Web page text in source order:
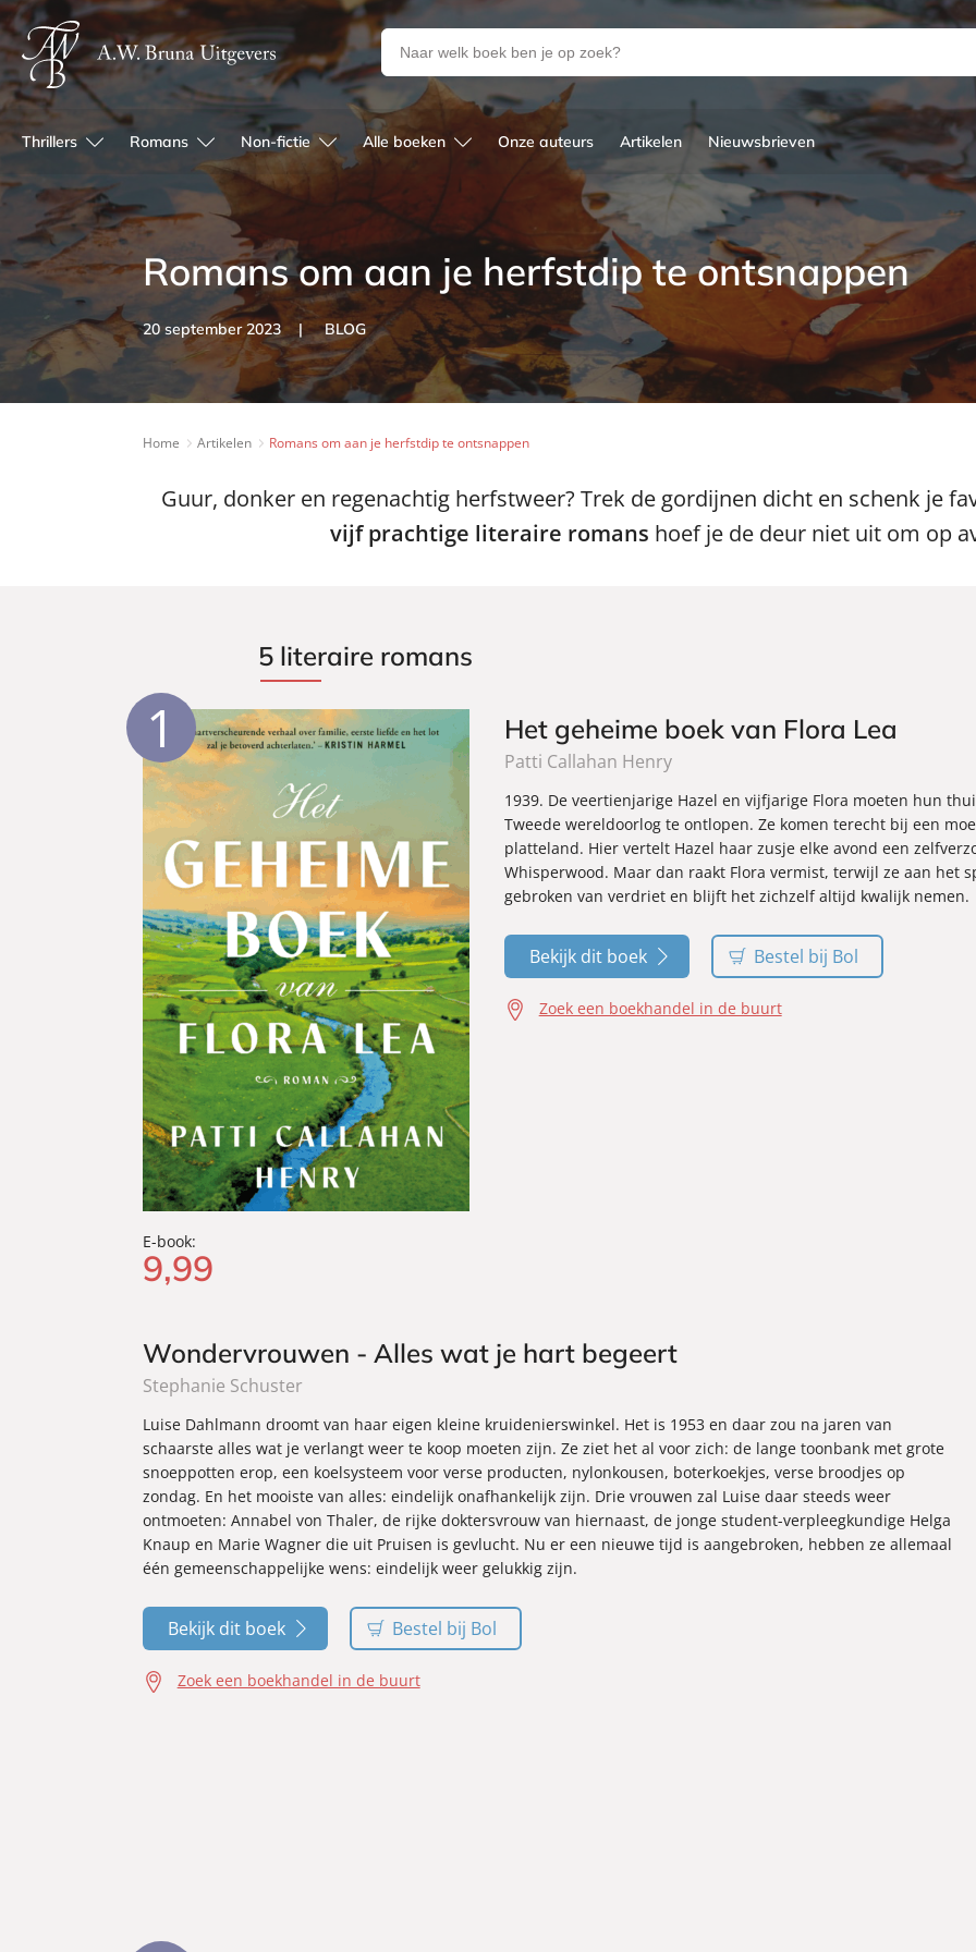
Zoeken
naar
boeken,
auteurs
en
Thrillers Romans Non-fictie Alle boeken Onze auteurs Artikelen Nieuwsbrieven
Romans om aan je herfstdip te ontsnappen
20 september 2023 BLOG
Home Artikelen Romans om aan je herfstdip te ontsnappen
Guur, donker en regenachtig herfstweer? Trek de gordijnen dicht en schenk je
vijf prachtige literaire romans hoef je de deur niet uit om op
5 literaire romans
1
E-book:
9,99
Het geheime boek van Flora Lea
Patti Callahan Henry
1939. De veertienjarige Hazel en vijfjarige Flora moeten hun
Tweede wereldoorlog te ontlopen. Ze komen terecht bij een
platteland. Hier vertelt Hazel haar zusje elke avond een
Whisperwood. Maar dan raakt Flora vermist, terwijl ze aan het
gebroken van verdriet en blijft het zichzelf altijd kwalijk nemen.
Bekijk dit boek Bestel bij Bol
Zoek een boekhandel in de buurt
Wondervrouwen - Alles wat je hart begeert
Stephanie Schuster
Luise Dahlmann droomt van haar eigen kleine kruidenierswinkel. Het is 1953 en daar zou na jaren van
schaarste alles wat je verlangt weer te koop moeten zijn. Ze ziet het al voor zich: de lange toonbank met grote
snoeppotten erop, een koelsysteem voor verse producten, nylonkousen, boterkoekjes, verse broodjes op
zondag. En het mooiste van alles: eindelijk onafhankelijk zijn. Drie vrouwen zal Luise daar steeds weer
ontmoeten: Annabel von Thaler, de rijke doktersvrouw van hiernaast, de jonge student-verpleegkundige Helga
Knaup en Marie Wagner die uit Pruisen is gevlucht. Nu er een nieuwe tijd is aangebroken, hebben ze allemaal
één gemeenschappelijke wens: eindelijk weer gelukkig zijn.
Bekijk dit boek Bestel bij Bol
Zoek een boekhandel in de buurt